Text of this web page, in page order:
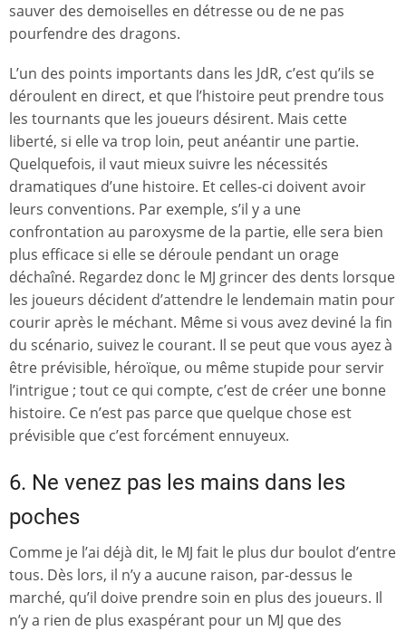
sauver des demoiselles en détresse ou de ne pas
pourfendre des dragons.
L’un des points importants dans les JdR, c’est qu’ils se
déroulent en direct, et que l’histoire peut prendre tous
les tournants que les joueurs désirent. Mais cette
liberté, si elle va trop loin, peut anéantir une partie.
Quelquefois, il vaut mieux suivre les nécessités
dramatiques d’une histoire. Et celles-ci doivent avoir
leurs conventions. Par exemple, s’il y a une
confrontation au paroxysme de la partie, elle sera bien
plus efficace si elle se déroule pendant un orage
déchaîné. Regardez donc le MJ grincer des dents lorsque
les joueurs décident d’attendre le lendemain matin pour
courir après le méchant. Même si vous avez deviné la fin
du scénario, suivez le courant. Il se peut que vous ayez à
être prévisible, héroïque, ou même stupide pour servir
l’intrigue ; tout ce qui compte, c’est de créer une bonne
histoire. Ce n’est pas parce que quelque chose est
prévisible que c’est forcément ennuyeux.
6. Ne venez pas les mains dans les
poches
Comme je l’ai déjà dit, le MJ fait le plus dur boulot d’entre
tous. Dès lors, il n’y a aucune raison, par-dessus le
marché, qu’il doive prendre soin en plus des joueurs. Il
n’y a rien de plus exaspérant pour un MJ que des